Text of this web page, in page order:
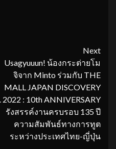
Next
Usagyuuun! น้องกระต่ายโม
จิจาก Minto ร่วมกับ THE
MALL JAPAN DISCOVERY
2022 : 10th ANNIVERSARY
รังสรรค์งานครบรอบ 135 ปี
ความสัมพันธ์ทางการทูต
ระหว่างประเทศไทย-ญี่ปุ่น